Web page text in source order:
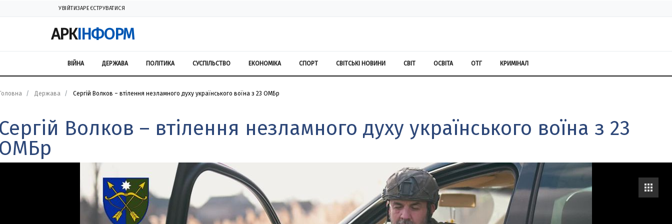
УВІЙТИЗАРЕЄСТРУВАТИСЯ
АРКІНФОРМ
ВІЙНА ДЕРЖАВА ПОЛІТИКА СУСПІЛЬСТВО ЕКОНОМІКА СПОРТ СВІТСЬКІ НОВИНИ СВІТ ОСВІТА ОТГ КРИМІНАЛ
Держава Сергій Волков – втілення незламного духу українського воїна з 23 ОМБр
Волков – втілення незламного духу українського воїна з 23